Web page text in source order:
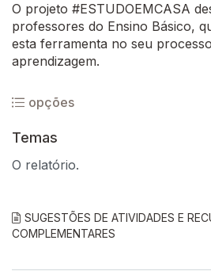
O projeto #ESTUDOEMCASA
professores do Ensino Básico,
esta ferramenta no seu
aprendizagem.
opções
Temas
O relatório.
SUGESTÕES DE ATIVIDADES E
COMPLEMENTARES